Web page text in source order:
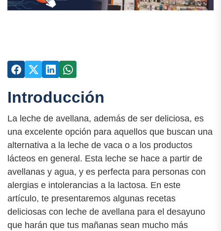
Introducción
La leche de avellana, además de ser deliciosa, es
una excelente opción para aquellos que buscan una
alternativa a la leche de vaca o a los productos
lácteos en general. Esta leche se hace a partir de
avellanas y agua, y es perfecta para personas con
alergias e intolerancias a la lactosa. En este
artículo, te presentaremos algunas recetas
deliciosas con leche de avellana para el desayuno
que harán que tus mañanas sean mucho más